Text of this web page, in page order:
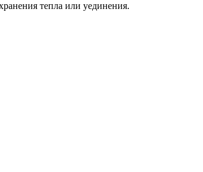
тепла или уединения.